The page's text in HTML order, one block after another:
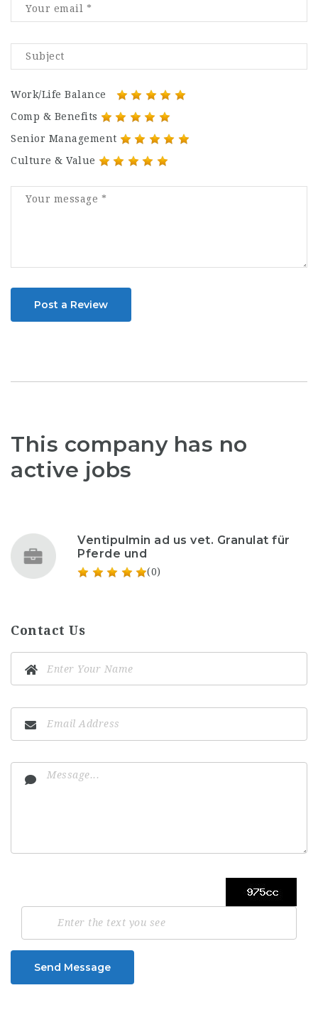
Work/Life Balance
Comp & Benefits
Senior Management
Culture & Value
Post a Review
This company has no
active jobs
Ventipulmin ad us vet. Granulat für
Pferde und
(0)
Contact Us
Send Message